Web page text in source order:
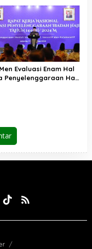
Evaluasi Enam Hal
Penyelenggaraan Haji